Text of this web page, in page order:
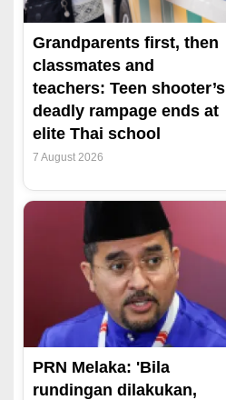
Grandparents first, then
classmates and
teachers: Teen shooter’s
deadly rampage ends at
elite Thai school
7 August 2026
PRN Melaka: 'Bila
rundingan dilakukan,